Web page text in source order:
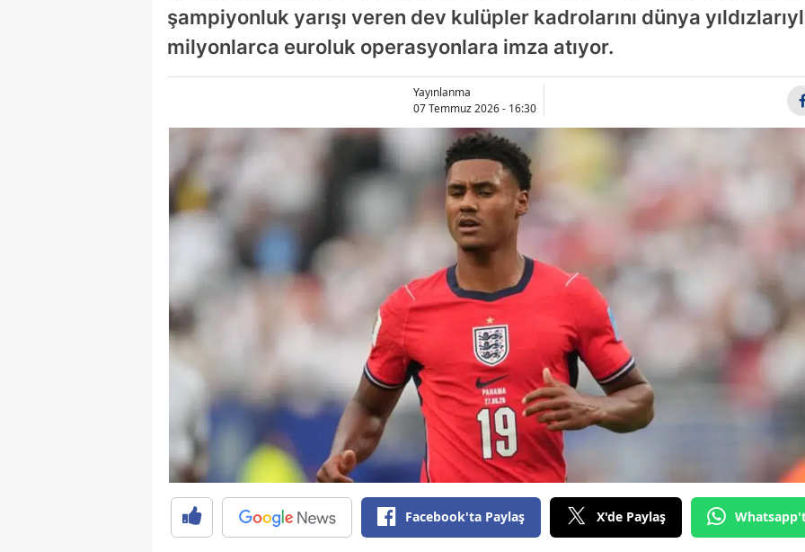
Artvin
Bilecik
Burdur
Bursa
Çanakkale
Çankırı
Diyarbakır
Edirne
şampiyonluk yarışı veren dev kulüpler kadrolarını dünya
milyonlarca euroluk operasyonlara imza atıyor.
Yayınlanma
07 Temmuz 2026 - 16:30
Facebook'ta Paylaş X'de Paylaş